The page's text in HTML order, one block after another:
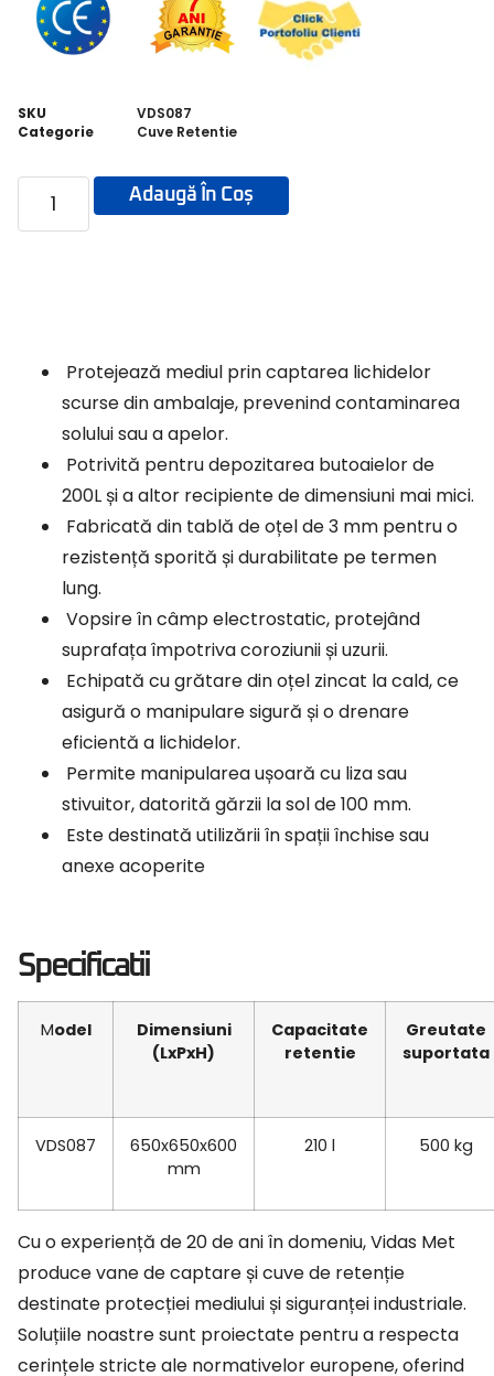
SKU
VDS087
Categorie
Cuve Retentie
Adaugă În Coș
Protejează mediul prin captarea lichidelor
scurse din ambalaje, prevenind contaminarea
solului sau a apelor.
Potrivită pentru depozitarea butoaielor de
200L și a altor recipiente de dimensiuni mai mici.
Fabricată din tablă de oțel de 3 mm pentru o
rezistență sporită și durabilitate pe termen
lung.
Vopsire în câmp electrostatic, protejând
suprafața împotriva coroziunii și uzurii.
Echipată cu grătare din oțel zincat la cald, ce
asigură o manipulare sigură și o drenare
eficientă a lichidelor.
Permite manipularea ușoară cu liza sau
stivuitor, datorită gărzii la sol de 100 mm.
Este destinată utilizării în spații închise sau
anexe acoperite
Specificatii
Model
Dimensiuni
(LxPxH)
Capacitate
retentie
Greutate
suportata
VDS087
650x650x600
mm
210 l 500 kg
Cu o experiență de 20 de ani în domeniu, Vidas Met
produce vane de captare și cuve de retenție
destinate protecției mediului și siguranței industriale.
Soluțiile noastre sunt proiectate pentru a respecta
cerințele stricte ale normativelor europene, oferind